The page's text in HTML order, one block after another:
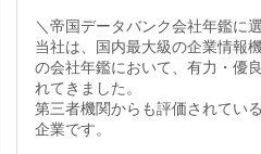
＼帝国データバンク会社年鑑に
当社は、国内最大級の企業情報
の会社年鑑において、有力・優
れてきました。
第三者機関からも評価されてい
企業です。